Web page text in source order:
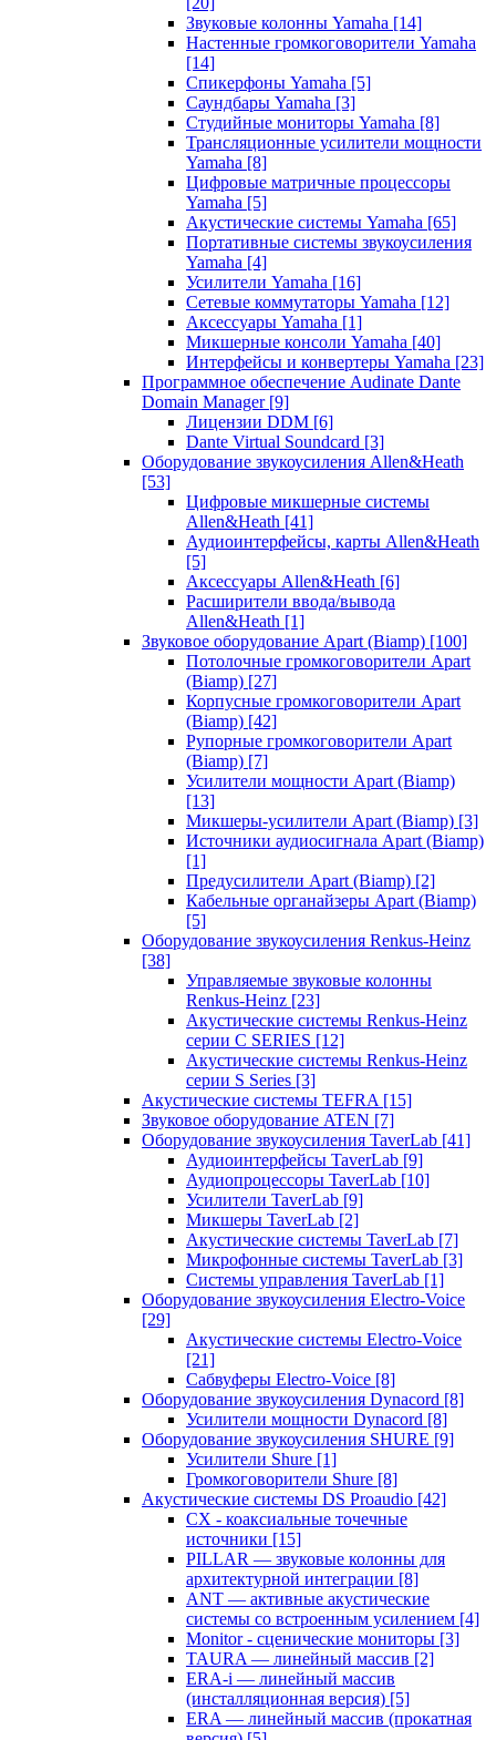
Звуковые колонны Yamaha [14]
Настенные громкоговорители Yamaha
[14]
Спикерфоны Yamaha [5]
Саундбары Yamaha [3]
Студийные мониторы Yamaha [8]
Трансляционные усилители мощности
Yamaha [8]
Цифровые матричные процессоры
Yamaha [5]
Акустические системы Yamaha [65]
Портативные системы звукоусиления
Yamaha [4]
Усилители Yamaha [16]
Сетевые коммутаторы Yamaha [12]
Аксессуары Yamaha [1]
Микшерные консоли Yamaha [40]
Интерфейсы и конвертеры Yamaha [23]
Программное обеспечение Audinate Dante
Domain Manager [9]
Лицензии DDM [6]
Dante Virtual Soundcard [3]
Оборудование звукоусиления Allen&Heath
[53]
Цифровые микшерные системы
Allen&Heath [41]
Аудиоинтерфейсы, карты Allen&Heath
[5]
Аксессуары Allen&Heath [6]
Расширители ввода/вывода
Allen&Heath [1]
Звуковое оборудование Apart (Biamp) [100]
Потолочные громкоговорители Apart
(Biamp) [27]
Корпусные громкоговорители Apart
(Biamp) [42]
Рупорные громкоговорители Apart
(Biamp) [7]
Усилители мощности Apart (Biamp)
[13]
Микшеры-усилители Apart (Biamp) [3]
Источники аудиосигнала Apart (Biamp)
[1]
Предусилители Apart (Biamp) [2]
Кабельные органайзеры Apart (Biamp)
[5]
Оборудование звукоусиления Renkus-Heinz
[38]
Управляемые звуковые колонны
Renkus-Heinz [23]
Акустические системы Renkus-Heinz
серии C SERIES [12]
Акустические системы Renkus-Heinz
серии S Series [3]
Акустические системы TEFRA [15]
Звуковое оборудование ATEN [7]
Оборудование звукоусиления TaverLab [41]
Аудиоинтерфейсы TaverLab [9]
Аудиопроцессоры TaverLab [10]
Усилители TaverLab [9]
Микшеры TaverLab [2]
Акустические системы TaverLab [7]
Микрофонные системы TaverLab [3]
Системы управления TaverLab [1]
Оборудование звукоусиления Electro-Voice
[29]
Акустические системы Electro-Voice
[21]
Сабвуферы Electro-Voice [8]
Оборудование звукоусиления Dynacord [8]
Усилители мощности Dynacord [8]
Оборудование звукоусиления SHURE [9]
Усилители Shure [1]
Громкоговорители Shure [8]
Акустические системы DS Proaudio [42]
CX - коаксиальные точечные
источники [15]
PILLAR — звуковые колонны для
архитектурной интеграции [8]
ANT — активные акустические
системы со встроенным усилением [4]
Monitor - сценические мониторы [3]
TAURA — линейный массив [2]
ERA-i — линейный массив
(инсталляционная версия) [5]
ERA — линейный массив (прокатная